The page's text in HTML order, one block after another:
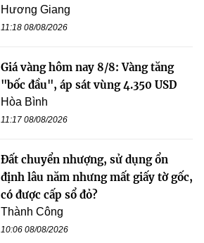
Hương Giang
11:18 08/08/2026
Giá vàng hôm nay 8/8: Vàng tăng
"bốc đầu", áp sát vùng 4.350 USD
Hòa Bình
11:17 08/08/2026
Đất chuyển nhượng, sử dụng ổn
định lâu năm nhưng mất giấy tờ gốc,
có được cấp sổ đỏ?
Thành Công
10:06 08/08/2026